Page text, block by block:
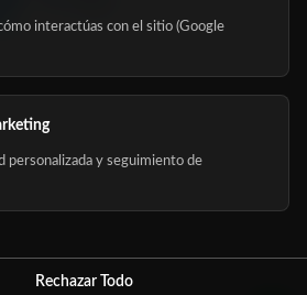
interactúas con el sitio (Google
personalizada y seguimiento de
Rechazar Todo